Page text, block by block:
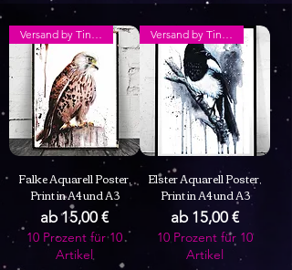
Versand by Tiny Tami
Falke Aquarell Poster,
Print in A4 und A3
ab15,00 €
Sale-Preis
10 Prozent für 10
Artikel
Versand by Tiny Tami
Elster Aquarell Poster,
Print in A4 und A3
ab 15,00 €
Sale-Preis
10 Prozent für 10
Artikel